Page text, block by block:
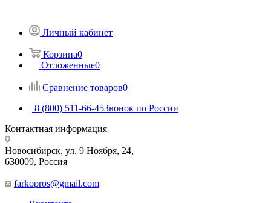
Личный кабинет
Корзина0
Отложенные0
Сравнение товаров0
8 (800) 511-66-45Звонок по России
Контактная информация
Новосибирск, ул. 9 Ноября, 24,
630009, Россия
farkopros@gmail.com